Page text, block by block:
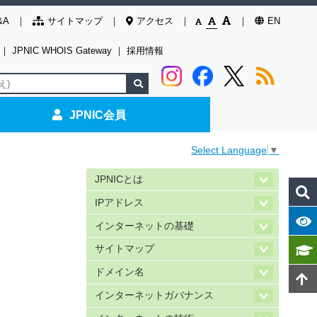
サイトマップ アクセス EN
｜ JPNIC WHOIS Gateway ｜ 採用情報
JPNIC会員
Select Language ▼
JPNICとは
IPアドレス
インターネットの基礎
サイトマップ
ドメイン名
インターネットガバナンス